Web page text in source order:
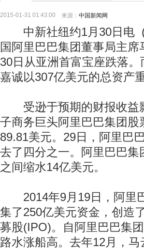
2015-01-31 01:43:00 来源： 中国新闻网
中新社纽约1月30日电 (
国阿里巴巴集团董事局主
30日从亚洲首富宝座跌落
嘉诚以307亿美元的总资产
受逊于预期的财报收益
子商务巨头阿里巴巴集团
89.81美元。29日，阿里巴
去了四分之一。阿里巴巴
之间缩水14亿美元。
2014年9月19日，阿里
集了250亿美元资金，创造
募股(IPO)。自阿里巴巴集
路水涨船高。去年12月，